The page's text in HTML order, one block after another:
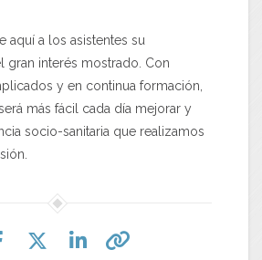
aquí a los asistentes su
gran interés mostrado. Con
y en continua formación,
más fácil cada día mejorar y
socio-sanitaria que realizamos